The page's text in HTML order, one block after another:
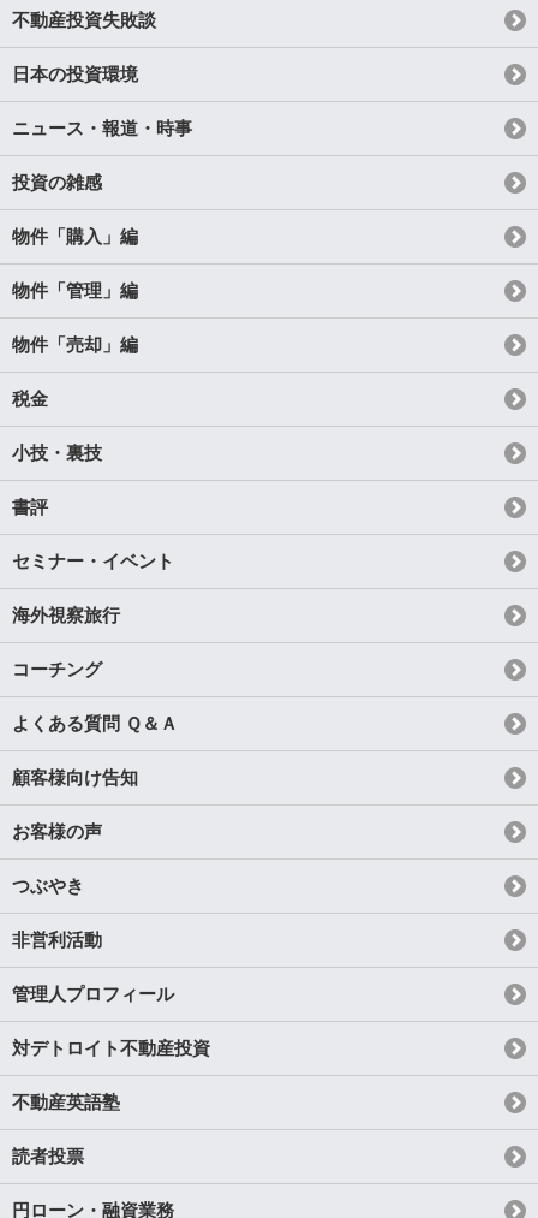
不動産投資失敗談
日本の投資環境
ニュース・報道・時事
投資の雑感
物件「購入」編
物件「管理」編
物件「売却」編
税金
小技・裏技
書評
セミナー・イベント
海外視察旅行
コーチング
よくある質問 Ｑ＆Ａ
顧客様向け告知
お客様の声
つぶやき
非営利活動
管理人プロフィール
対デトロイト不動産投資
不動産英語塾
読者投票
円ローン・融資業務